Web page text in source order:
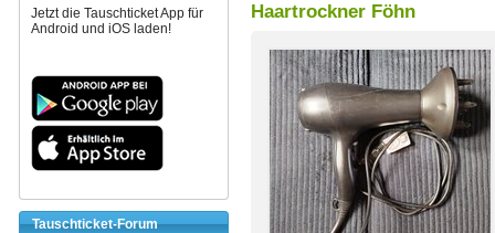
Jetzt die Tauschticket App für
Android und iOS laden!
Tauschticket-Forum
Haartrockner Föhn